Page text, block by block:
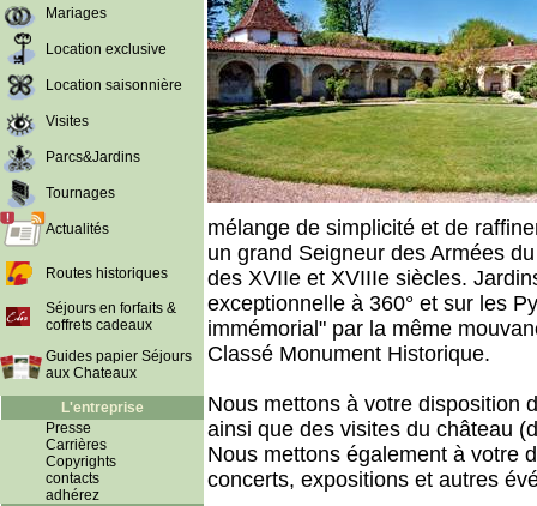
Mariages
Location exclusive
Location saisonnière
Visites
Parcs&Jardins
Tournages
Actualités
Routes historiques
Séjours en forfaits &
coffrets cadeaux
Guides papier Séjours
aux Chateaux
L'entreprise
Presse
Carrières
Copyrights
contacts
adhérez
mélange de simplicité et de
un grand Seigneur des Armées
des XVIIe et XVIIIe siècles.
exceptionnelle à 360° et sur les
immémorial" par la même
Classé Monument Historique.
Nous mettons à votre disposition
ainsi que des visites du château
Nous mettons également à votre
concerts, expositions et autres